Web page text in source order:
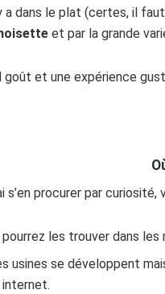
a dans le plat (certes, il
et par la grande
goût et une expérience
s’en procurer par
pourrez les trouver dans
usines se développent
internet.